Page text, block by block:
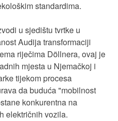
standardima.
u sjedištu tvrtke u
Audija transformaciji
riječima Döllnera, ovaj je
mjesta u Njemačkoj i
tijekom procesa
da buduća "mobilnost
konkurentna na
električnih vozila.